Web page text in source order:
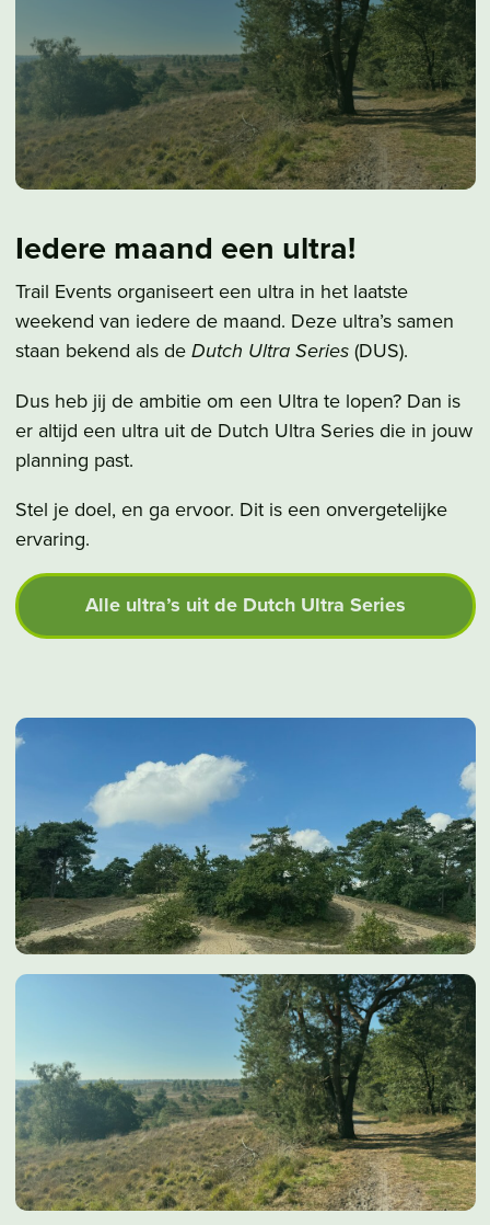
Iedere maand een ultra!
Trail Events organiseert een ultra in het laatste
weekend van iedere de maand. Deze ultra’s samen
staan bekend als de Dutch Ultra Series(DUS).
Dus heb jij de ambitie om een Ultra te lopen? Dan is
er altijd een ultra uit de Dutch Ultra Series die in jouw
planning past.
Stel je doel, en ga ervoor. Dit is een onvergetelijke
ervaring.
Alle ultra’s uit de Dutch Ultra Series